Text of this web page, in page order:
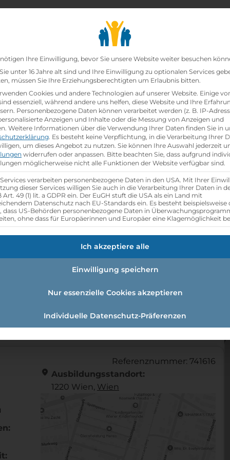
Lehrbetriebesearch
Schwerpunkt
Schwerpunkt
Referenznummer: 741616
location_on Ausbildungsstandort:
1220 Wien, Wien
Datenschutz-
Ihre Einwilligung, bevor Sie unsere Website weiter besuchen
unter 16 Jahre alt sind und Ihre Einwilligung zu optionalen Services
müssen Sie Ihre Erziehungsberechtigten um Erlaubnis bitten.
Cookies und andere Technologien auf unserer Website. Einige
essenziell, während andere uns helfen, diese Website und Ihre
Personenbezogene Daten können verarbeitet werden (z. B. IP-
Anzeigen und Inhalte oder die Messung von Anzeigen und
Weitere Informationen über die Verwendung Ihrer Daten finden Sie in
. Es besteht keine Verpflichtung, in die Verarbeitung Ihrer
um dieses Angebot zu nutzen. Sie können Ihre Auswahl jederzeit
widerrufen oder anpassen. Bitte beachten Sie, dass aufgrund
möglicherweise nicht alle Funktionen der Website verfügbar sind.
verarbeiten personenbezogene Daten in den USA. Mit Ihrer
dieser Services willigen Sie auch in die Verarbeitung Ihrer Daten in
Art. 49 (1) lit. a GDPR ein. Der EuGH stuft die USA als ein Land mit
Datenschutz nach EU-Standards ein. Es besteht beispielsweise
dass US-Behörden personenbezogene Daten in
ohne dass für Europäerinnen und Europäer eine Klagemöglichkeit
Ich akzeptiere alle
Einwilligung speichern
Nur essenzielle Cookies akzeptieren
Individuelle Datenschutz-Präferenzen